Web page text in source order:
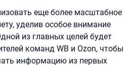
еще более масштабное
уделив особое внимание
из главных целей будет
команд WB и Ozon, чтобы
информацию из первых